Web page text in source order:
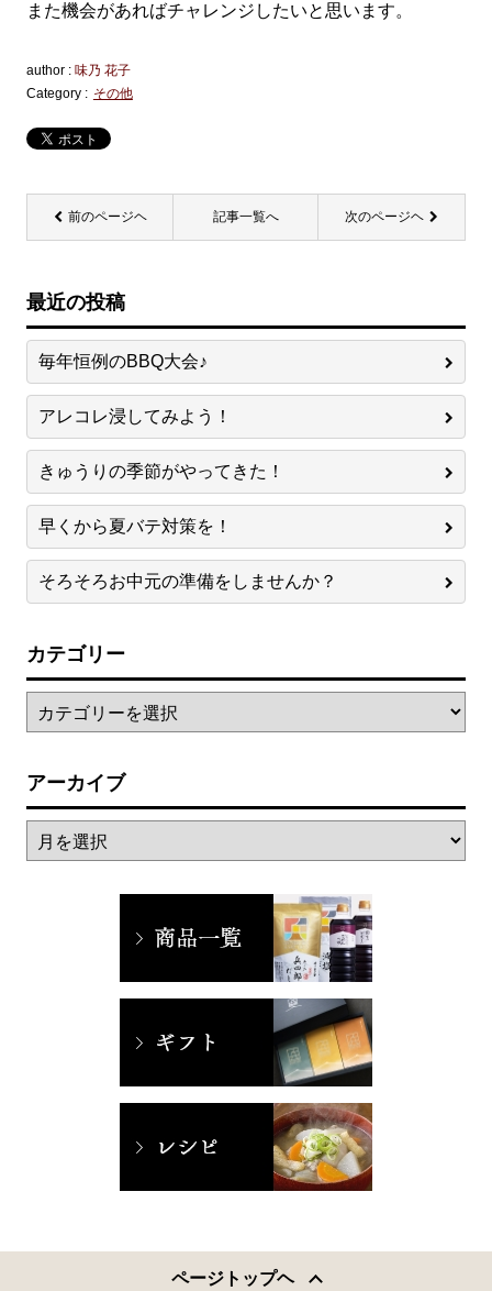
また機会があればチャレンジしたいと思います。
author : 味乃 花子
Category : その他
前のページヘ 記事一覧へ 次のページヘ
最近の投稿
毎年恒例のBBQ大会♪
アレコレ浸してみよう！
きゅうりの季節がやってきた！
早くから夏バテ対策を！
そろそろお中元の準備をしませんか？
カテゴリー
アーカイブ
ページトップヘ